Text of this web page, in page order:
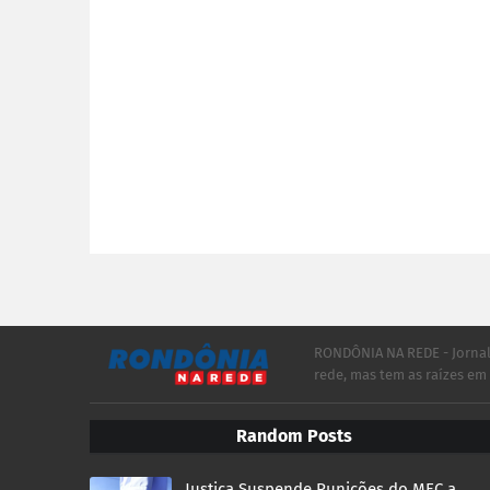
RONDÔNIA NA REDE -
rede, mas tem as raízes
Random Posts